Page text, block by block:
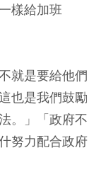
樣給加班
就是要給他們
也是我們鼓勵
。」「政府不
努力配合政府